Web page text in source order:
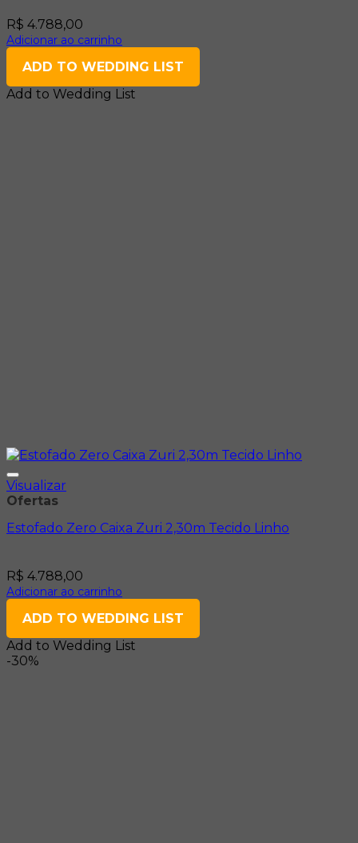
R$ 4.788,00
Adicionar ao carrinho
ADD TO WEDDING LIST
Add to Wedding List
Visualizar
Ofertas
Estofado Zero Caixa Zuri 2,30m Tecido Linho
R$ 4.788,00
Adicionar ao carrinho
ADD TO WEDDING LIST
Add to Wedding List
-30%